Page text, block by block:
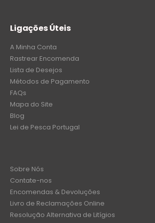
Ligações Úteis
A Minha Conta
Rastrear Encomenda
Lista de Desejos
Métodos de Pagamento
FAQs
Mapa do Site
Blog
Lei de Pesca Portugal
Sobre Nós
Contate-nos
Encomendas & Devoluções
Livro de Reclamações Online
Resolução Alternativa de Litígios